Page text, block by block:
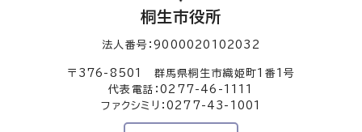
桐生市役所
法人番号：9000020102032
〒376-8501 群馬県桐生市織姫町1番1号
代表電話：0277-46-1111
ファクシミリ：0277-43-1001